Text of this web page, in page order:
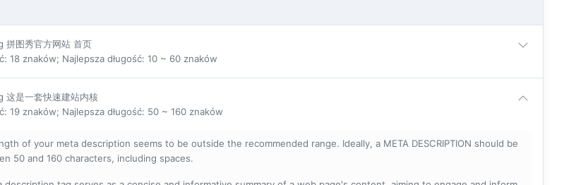
拼图秀官方网站 首页
18 znaków; Najlepsza długość: 10 ~ 60 znaków
这是一套快速建站内核
19 znaków; Najlepsza długość: 50 ~ 160 znaków
of your meta description seems to be outside the recommended range. Ideally, a META DESCRIPTION should be
50 and 160 characters, including spaces.